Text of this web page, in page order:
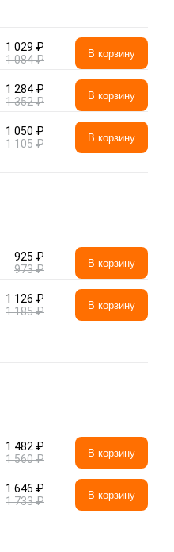
1 029 ₽
1 084 ₽
В корзину
1 284 ₽
1 352 ₽
В корзину
1 050 ₽
1 105 ₽
В корзину
925 ₽
973 ₽
В корзину
1 126 ₽
1 185 ₽
В корзину
1 482 ₽
1 560 ₽
В корзину
1 646 ₽
1 733 ₽
В корзину